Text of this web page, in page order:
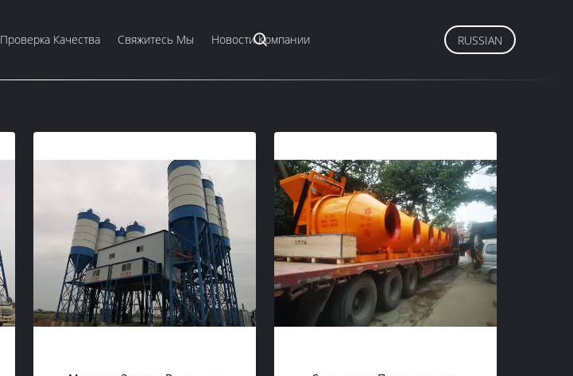
Проверка Качества Свяжитесь Мы Новости Компании RUSSIAN